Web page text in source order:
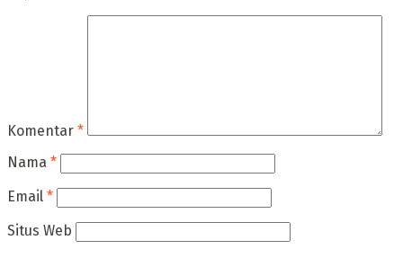
Komentar *
Nama *
Email *
Situs Web